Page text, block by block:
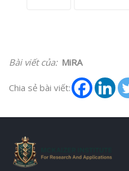
Bài viết của: MiRA
Chia sẻ bài viết: